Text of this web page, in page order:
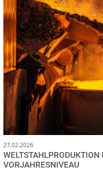
27.02.2026
VORJAHRESNIVEAU